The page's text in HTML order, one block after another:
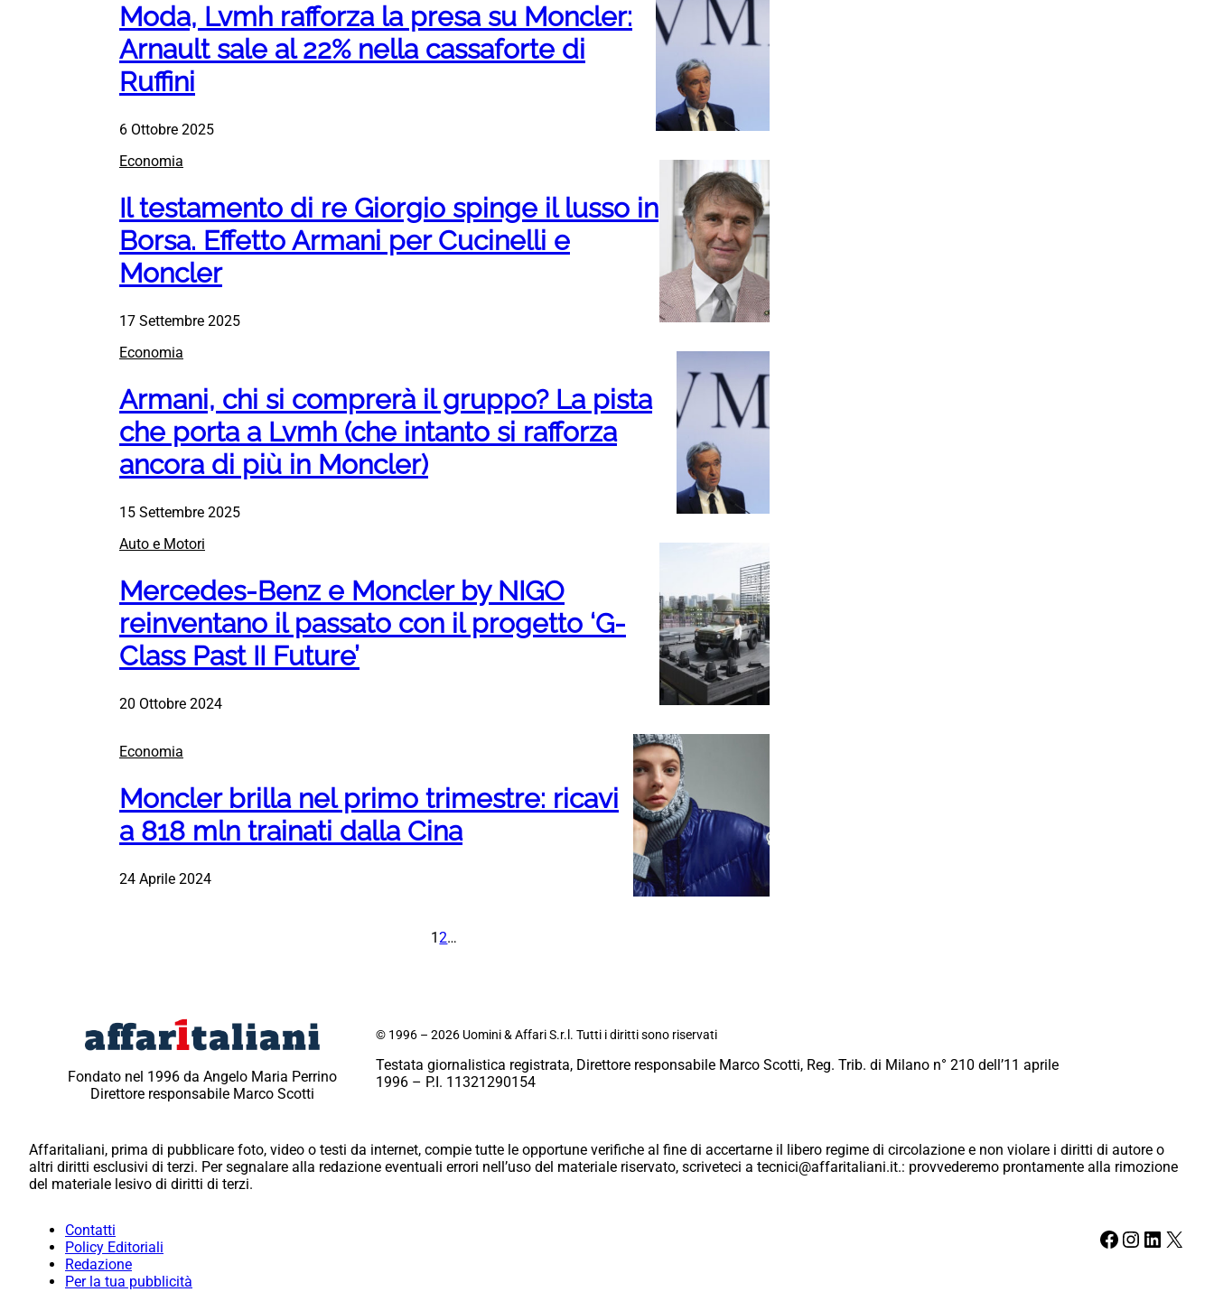
Moda, Lvmh rafforza la presa su Moncler:
Arnault sale al 22% nella cassaforte di
Ruffini
6 Ottobre 2025
Economia
Il testamento di re Giorgio spinge il lusso in
Borsa. Effetto Armani per Cucinelli e
Moncler
17 Settembre 2025
Economia
Armani, chi si comprerà il gruppo? La pista
che porta a Lvmh (che intanto si rafforza
ancora di più in Moncler)
15 Settembre 2025
Auto e Motori
Mercedes-Benz e Moncler by NIGO
reinventano il passato con il progetto ‘G-
Class Past II Future’
20 Ottobre 2024
Economia
Moncler brilla nel primo trimestre: ricavi
a 818 mln trainati dalla Cina
24 Aprile 2024
12…
Fondato nel 1996 da Angelo Maria Perrino
Direttore responsabile Marco Scotti
© 1996 – 2026 Uomini & Affari S.r.l. Tutti i diritti sono riservati
Testata giornalistica registrata, Direttore responsabile Marco Scotti, Reg. Trib. di Milano n° 210 dell’11 aprile
1996 – P.I. 11321290154
Affaritaliani, prima di pubblicare foto, video o testi da internet, compie tutte le opportune verifiche al fine di accertarne il libero regime di circolazione e non violare i diritti di autore o
altri diritti esclusivi di terzi. Per segnalare alla redazione eventuali errori nell’uso del materiale riservato, scriveteci a tecnici@affaritaliani.it.: provvederemo prontamente alla rimozione
del materiale lesivo di diritti di terzi.
Contatti
Policy Editoriali
Redazione
Per la tua pubblicità
Facebook Instagram LinkedIn X